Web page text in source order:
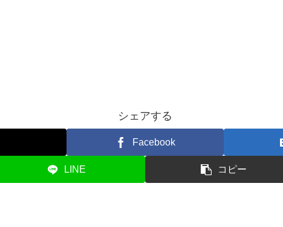
シェアする
Facebook
LINE コピー